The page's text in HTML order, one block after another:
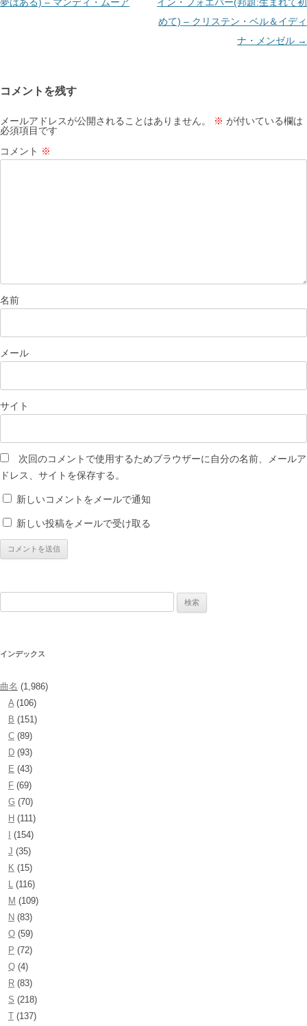
めて) – クリステン・ベル＆イディ
ナ・メンゼル →
コメントを残す
メールアドレスが公開されることはありません。 ※ が付いている欄は
必須項目です
コメント ※
名前
メール
サイト
次回のコメントで使用するためブラウザーに自分の名前、メールア
ドレス、サイトを保存する。
新しいコメントをメールで通知
新しい投稿をメールで受け取る
索:
インデックス
曲名 (1,986)
A (106)
B (151)
C (89)
D (93)
E (43)
F (69)
G (70)
H (111)
I (154)
J (35)
K (15)
L (116)
M (109)
N (83)
O (59)
P (72)
Q (4)
R (83)
S (218)
T (137)